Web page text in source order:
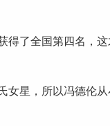
得了全国第四名，
女星，所以冯德伦